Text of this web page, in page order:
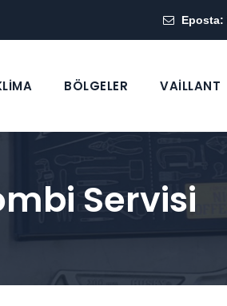
Eposta:
BÖLGELER VAİLLANT
Servisi